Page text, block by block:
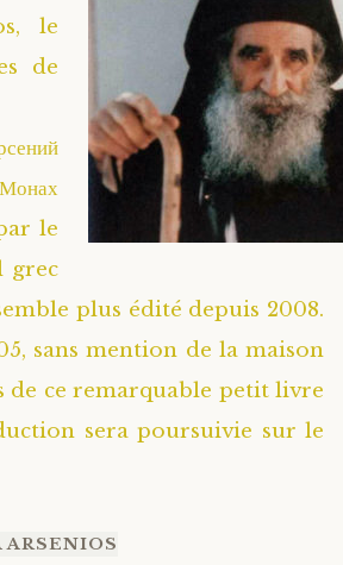
le
de
le
grec
semble plus édité depuis 2008.
sans mention de la maison
de ce remarquable petit livre
sera poursuivie sur le